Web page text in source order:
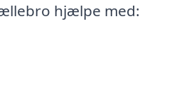
hjælpe med: